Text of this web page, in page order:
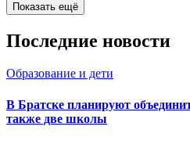
Показать ещё
Последние новости
Образование и дети
В Братске планируют
также две школы